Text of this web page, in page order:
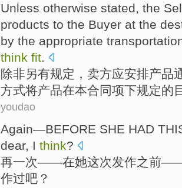
Unless otherwise stated, the
products to the Buyer at the
by the appropriate
think fit.
除非另有规定 ， 卖方应安排产品
方式将产品在本合同项下规定的
youdao
Again—BEFORE SHE HAD
dear, I think?
再一次——在她这次发作之前
作过吧？